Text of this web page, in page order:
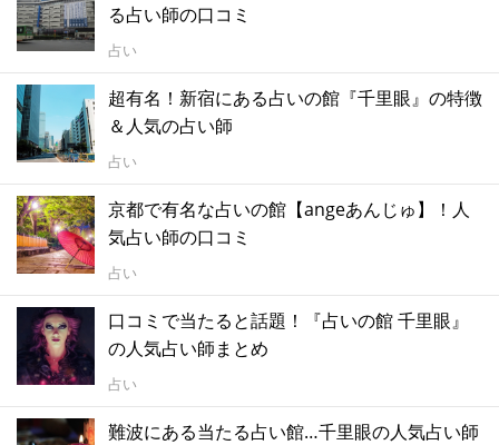
る占い師の口コミ
占い
超有名！新宿にある占いの館『千里眼』の特徴
＆人気の占い師
占い
京都で有名な占いの館【angeあんじゅ】！人
気占い師の口コミ
占い
口コミで当たると話題！『占いの館 千里眼』
の人気占い師まとめ
占い
難波にある当たる占い館…千里眼の人気占い師